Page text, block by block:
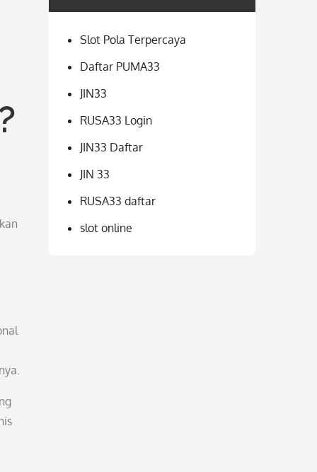
Slot Pola Terpercaya
Daftar PUMA33
JIN33
RUSA33 Login
JIN33 Daftar
JIN 33
RUSA33 daftar
slot online